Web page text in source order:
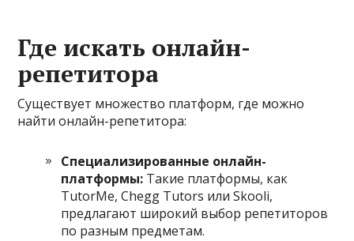
Где искать онлайн-
репетитора
Существует множество платформ, где можно
найти онлайн-репетитора:
Специализированные онлайн-
платформы: Такие платформы, как
TutorMe, Chegg Tutors или Skooli,
предлагают широкий выбор репетиторов
по разным предметам.